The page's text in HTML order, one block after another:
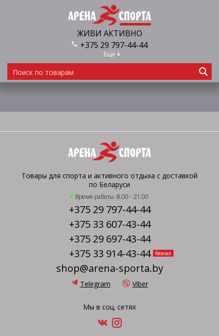
ЖИВИ АКТИВНО
+375 29 797-44-44
Еще
Товары для спорта и активного отдыха с доставкой
по Беларуси
Время работы: 8.00 - 21.00
+375 29 797-44-44
+375 33 607-43-44
+375 29 697-43-44
+375 33 914-43-44
безнал
shop@arena-sporta.by
Telegram Viber
Мы в соц. сетях